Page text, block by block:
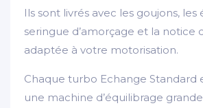
Ils sont livrés avec les goujons, les
seringue d’amorçage et la notice
adaptée à votre motorisation.
Chaque turbo Echange Standard
une machine d’équilibrage